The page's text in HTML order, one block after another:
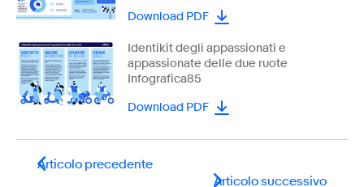
Download PDF
Identikit degli appassionati e
appassionate delle due ruote
Infografica85
Download PDF
Articolo precedente
Articolo successivo